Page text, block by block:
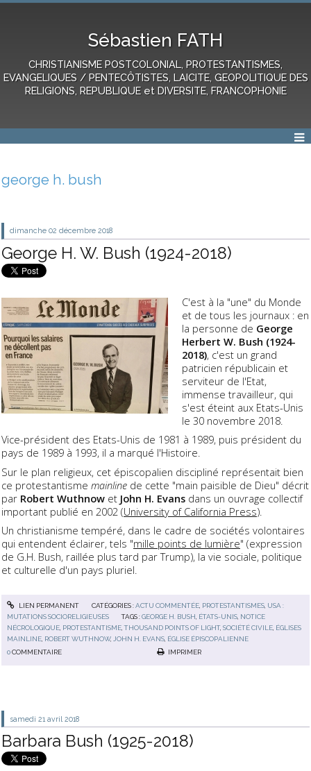
Sébastien FATH
CHRISTIANISME POSTCOLONIAL, PROTESTANTISMES,
EVANGELIQUES / PENTECÔTISTES, LAICITE, GEOPOLITIQUE DES
RELIGIONS, REPUBLIQUE et DIVERSITE, FRANCOPHONIE
george h. bush
dimanche 02 décembre 2018
George H. W. Bush (1924-2018)
C'est à la "une" du Monde
et de tous les journaux : en
la personne de George
Herbert W. Bush (1924-
2018), c'est un grand
patricien républicain et
serviteur de l'Etat,
immense travailleur, qui
s'est éteint aux Etats-Unis
le 30 novembre 2018.
Vice-président des Etats-Unis de 1981 à 1989, puis président du
pays de 1989 à 1993, il a marqué l'Histoire.
Sur le plan religieux, cet épiscopalien discipliné représentait bien
ce protestantisme mainline de cette "main paisible de Dieu" décrit
par Robert Wuthnow et John H. Evans dans un ouvrage collectif
important publié en 2002 (University of California Press).
Un christianisme tempéré, dans le cadre de sociétés volontaires
qui entendent éclairer, tels "mille points de lumière" (expression
de G.H. Bush, raillée plus tard par Trump), la vie sociale, politique
et culturelle d'un pays pluriel.
LIEN PERMANENT CATÉGORIES :ACTU COMMENTÉE, PROTESTANTISMES, USA :
MUTATIONS SOCIORELIGIEUSES
TAGS :GEORGE H. BUSH ÉTATS-UNIS NOTICE
NÉCROLOGIQUE PROTESTANTISME ,THOUSAND POINTS OF LIGHT,SOCIÉTÉ CIVILE ÉGLISES
MAINLINE ROBERT WUTHNOW, JOHN H. EVANS ÉGLISE ÉPISCOPALIENNE
0COMMENTAIRE IMPRIMER
samedi 21 avril 2018
Barbara Bush (1925-2018)